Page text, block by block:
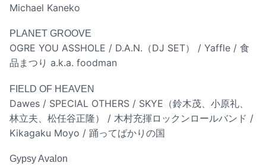
Michael Kaneko
PLANET GROOVE
OGRE YOU ASSHOLE / D.A.N.（DJ SET） / Yaffle / 食
品まつり a.k.a. foodman
FIELD OF HEAVEN
Dawes / SPECIAL OTHERS / SKYE（鈴木茂、小原礼、
林立夫、松任谷正隆） / 木村充揮ロックンロールバンド /
Kikagaku Moyo / 踊ってばかりの国
Gypsy Avalon